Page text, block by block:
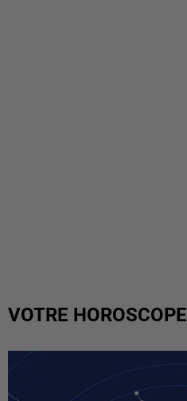
VOTRE HOROSCOPE